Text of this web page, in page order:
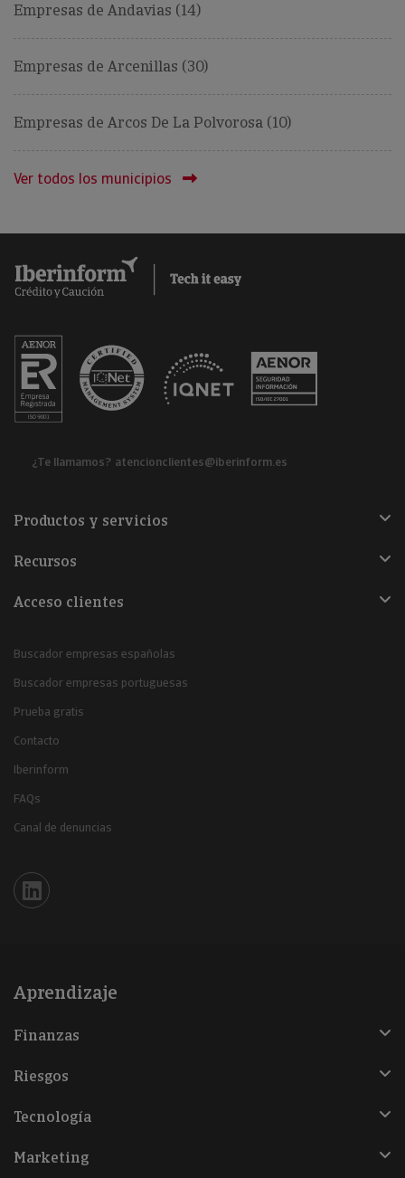
Empresas de Andavias (14)
Empresas de Arcenillas (30)
Empresas de Arcos De La Polvorosa (10)
Ver todos los municipios
¿Te llamamos? atencionclientes@iberinform.es
Productos y servicios
Recursos
Acceso clientes
Buscador empresas españolas
Buscador empresas portuguesas
Prueba gratis
Contacto
Iberinform
FAQs
Canal de denuncias
Iberinform en Linkedin
Aprendizaje
Finanzas
Riesgos
Tecnología
Marketing